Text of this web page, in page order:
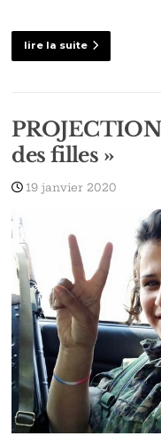
lire la suite
des filles »
19 janvier 2020